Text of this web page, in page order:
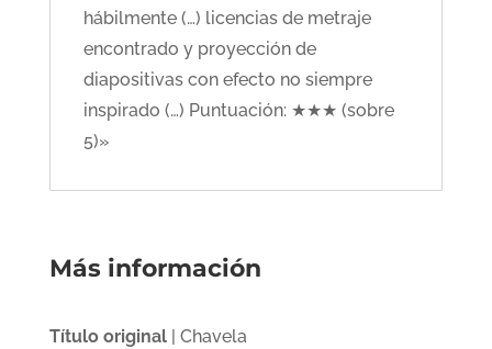
hábilmente (…) licencias de metraje
encontrado y proyección de
diapositivas con efecto no siempre
inspirado (…) Puntuación: ★★★ (sobre
5)»
Más información
Título original| Chavela